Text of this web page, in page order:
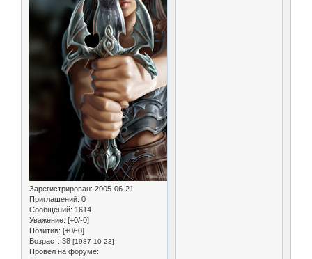
Зарегистрирован: 2005-06-21
Приглашений: 0
Сообщений: 1614
Уважение: [+0/-0]
Позитив: [+0/-0]
Возраст: 38 [1987-10-23]
Провел на форуме: